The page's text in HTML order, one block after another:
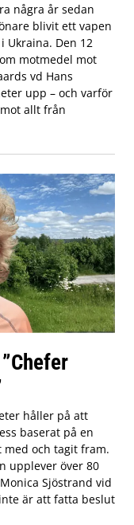
några år sedan
blivit ett vapen
Ukraina. Den 12
motmedel mot
vd Hans
upp – och varför
allt från
håller på att
baserat på en
och tagit fram.
upplever över 80
Sjöstrand vid
är att fatta beslut